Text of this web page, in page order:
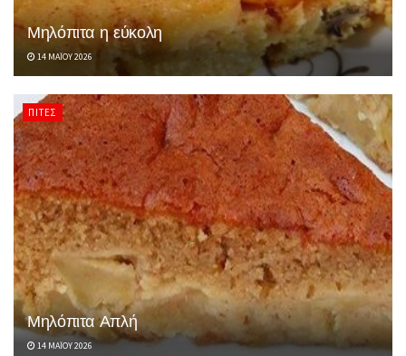
Μηλόπιτα η εύκολη
14 ΜΑΪ́ΟΥ 2026
ΠΊΤΕΣ
Μηλόπιτα Απλή
14 ΜΑΪ́ΟΥ 2026